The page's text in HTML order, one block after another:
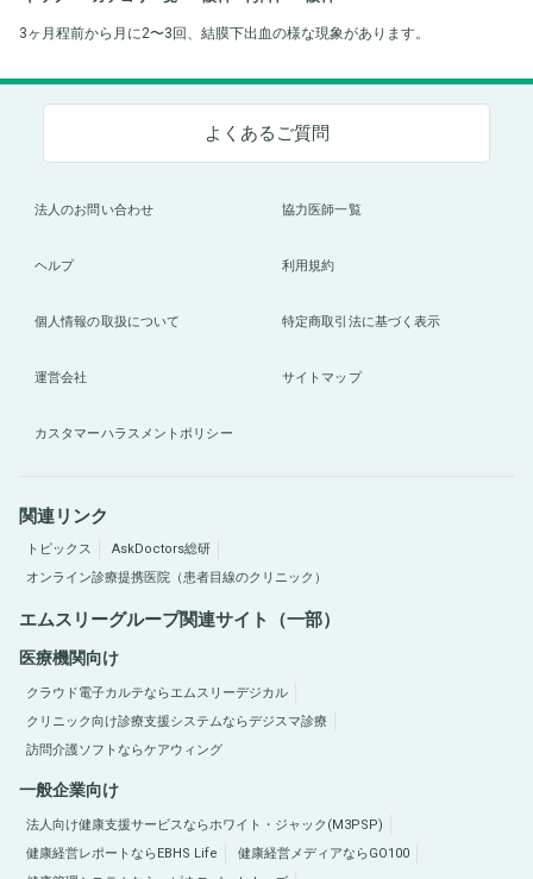
3ヶ月程前から月に2〜3回、結膜下出血の様な現象があります。
よくあるご質問
法人のお問い合わせ 協力医師一覧
ヘルプ 利用規約
個人情報の取扱について 特定商取引法に基づく表示
運営会社 サイトマップ
カスタマーハラスメントポリシー
関連リンク
トピックス
AskDoctors総研
オンライン診療提携医院（患者目線のクリニック）
エムスリーグループ関連サイト（一部）
医療機関向け
クラウド電子カルテならエムスリーデジカル
クリニック向け診療支援システムならデジスマ診療
訪問介護ソフトならケアウィング
一般企業向け
法人向け健康支援サービスならホワイト・ジャック(M3PSP)
健康経営レポートならEBHS Life
健康経営メディアならGO100